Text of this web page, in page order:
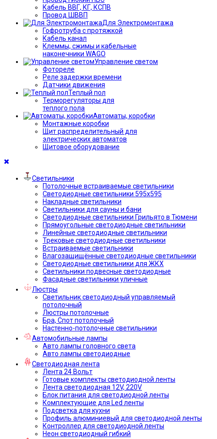
Кабель ВВГ, КГ, КСПВ
Провод ШВВП
Для Электромонтажа
Гофротруба с протяжкой
Кабель канал
Клеммы, сжимы и кабельные
наконечники WAGO
Управление светом
Фотореле
Реле задержки времени
Датчики движения
Теплый пол
Терморегуляторы для
теплого пола
Автоматы, коробки
Монтажные коробки
Щит распределительный для
электрических автоматов
Щитовое оборудование
Светильники
Потолочные встраиваемые светильники
Светодиодные светильники 595х595
Накладные светильники
Светильники для сауны и бани
Светодиодные светильники Грильято в Тюмени
Прямоугольные светодиодные светильники
Линейные светодиодные светильники
Трековые светодиодные светильники
Встраиваемые светильники
Влагозащищённые светодиодные светильники
Светодиодные светильники для ЖКХ
Светильники подвесные светодиодные
Фасадные светильники уличные
Люстры
Светильник светодиодный управляемый
потолочный
Люстры потолочные
Бра, Спот потолочный
Настенно-потолочные светильники
Автомобильные лампы
Авто лампы головного света
Авто лампы светодиодные
Светодиодная лента
Лента 24 Вольт
Готовые комплекты светодиодной ленты
Лента светодиодная 12V, 220V
Блок питания для светодиодной ленты
Комплектующие для Led ленты
Подсветка для кухни
Профиль алюминиевый для светодиодной ленты
Контроллер для светодиодной ленты
Неон светодиодный гибкий